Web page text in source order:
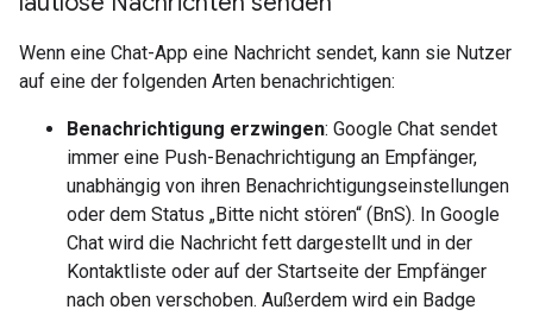
Wenn eine Chat-App eine Nachricht sendet, kann sie Nutzer
auf eine der folgenden Arten benachrichtigen:
Benachrichtigung erzwingen: Google Chat sendet
immer eine Push-Benachrichtigung an Empfänger,
unabhängig von ihren Benachrichtigungseinstellungen
oder dem Status „Bitte nicht stören“ (BnS). In Google
Chat wird die Nachricht fett dargestellt und in der
Kontaktliste oder auf der Startseite der Empfänger
nach oben verschoben. Außerdem wird ein Badge